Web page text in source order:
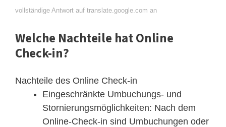
vollständige Antwort auf translate.google.com an
Welche Nachteile hat Online
Check-in?
Nachteile des Online Check-in
Eingeschränkte Umbuchungs- und
Stornierungsmöglichkeiten: Nach dem
Online-Check-in sind Umbuchungen oder